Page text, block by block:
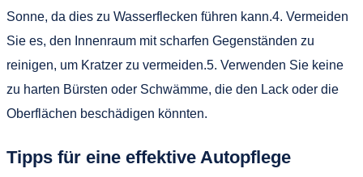
Sonne, da dies zu Wasserflecken führen kann.4. Vermeiden
Sie es, den Innenraum mit scharfen Gegenständen zu
reinigen, um Kratzer zu vermeiden.5. Verwenden Sie keine
zu harten Bürsten oder Schwämme, die den Lack oder die
Oberflächen beschädigen könnten.
Tipps für eine effektive Autopflege